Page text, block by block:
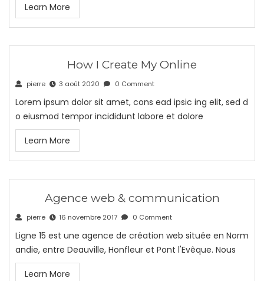
Learn More
How I Create My Online
pierre 3 août 2020 0 Comment
Lorem ipsum dolor sit amet, cons ead ipsic ing elit, sed d
o eiusmod tempor incididunt labore et dolore
Learn More
Agence web & communication
pierre 16 novembre 2017 0 Comment
Ligne 15 est une agence de création web située en Norm
andie, entre Deauville, Honfleur et Pont l'Evêque. Nous
Learn More